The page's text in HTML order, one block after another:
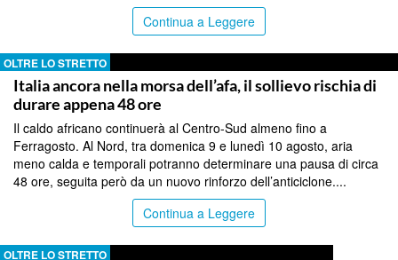
Continua a Leggere
OLTRE LO STRETTO
Italia ancora nella morsa dell’afa, il sollievo rischia di
durare appena 48 ore
Il caldo africano continuerà al Centro-Sud almeno fino a
Ferragosto. Al Nord, tra domenica 9 e lunedì 10 agosto, aria
meno calda e temporali potranno determinare una pausa di circa
48 ore, seguita però da un nuovo rinforzo dell’anticiclone....
Continua a Leggere
OLTRE LO STRETTO